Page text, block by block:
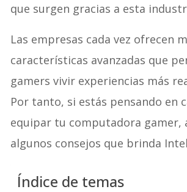
que surgen gracias a esta
Las empresas cada vez ofrecen
características avanzadas que
gamers vivir experiencias más
Por tanto, si estás pensando en
equipar tu computadora gamer,
algunos consejos que brinda
Índice de temas